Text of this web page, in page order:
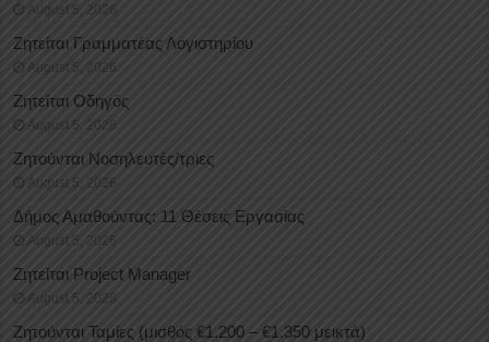
August 5, 2026
Ζητείται Γραμματέας Λογιστηρίου
August 5, 2026
Ζητείται Οδηγός
August 5, 2026
Ζητούνται Νοσηλευτές/τριες
August 5, 2026
Δήμος Αμαθούντας: 11 Θέσεις Εργασίας
August 5, 2026
Ζητείται Project Manager
August 5, 2026
Ζητούνται Ταμίες (μισθός €1.200 – €1.350 μεικτά)